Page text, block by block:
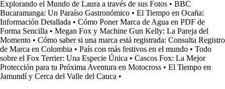
Explorando el Mundo de Laura a través de sus Fotos • BBC
Bucaramanga: Un Paraíso Gastronómico • El Tiempo en Ocaña:
Información Detallada • Cómo Poner Marca de Agua en PDF de
Forma Sencilla • Megan Fox y Machine Gun Kelly: La Pareja del
Momento • Cómo saber si una marca está registrada: Consulta Registro
de Marca en Colombia • País con más festivos en el mundo • Todo
sobre el Fox Terrier: Una Especie Única • Cascos Fox: La Mejor
Protección para tu Próxima Aventura en Motocross • El Tiempo en
Jamundí y Cerca del Valle del Cauca •